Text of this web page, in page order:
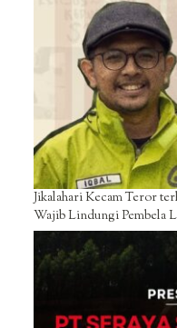
Jikalahari Kecam Teror
Wajib Lindungi Pembela